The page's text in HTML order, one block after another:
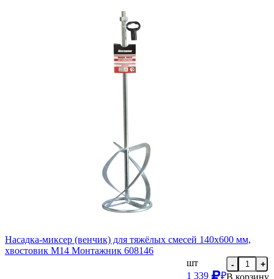
Насадка-миксер (венчик) для тяжёлых смесей 140х600 мм,
хвостовик М14 Монтажник 608146
шт
1 339
₽
- +